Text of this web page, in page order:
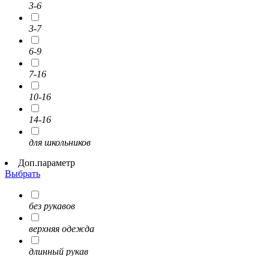
3-6
3-7
6-9
7-16
10-16
14-16
для школьников
Доп.параметр
Выбрать
без рукавов
верхняя одежда
длинный рукав